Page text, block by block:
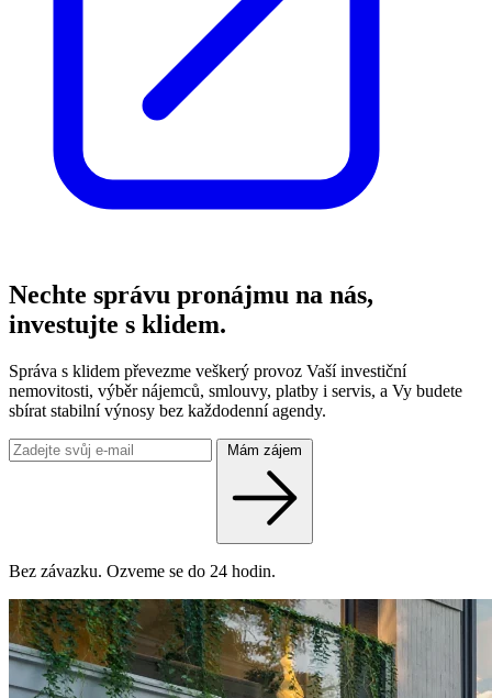
Nechte správu pronájmu na nás,
investujte s klidem.
Správa s klidem převezme veškerý provoz Vaší investiční
nemovitosti, výběr nájemců, smlouvy, platby i servis, a Vy budete
sbírat stabilní výnosy bez každodenní agendy.
Mám zájem
Bez závazku. Ozveme se do 24 hodin.